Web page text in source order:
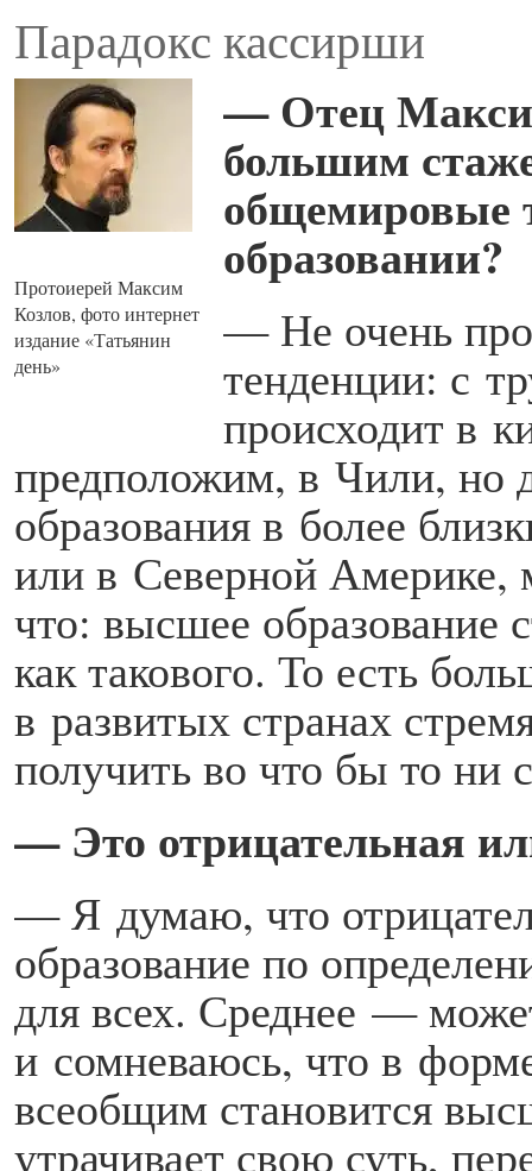
Парадокс кассирши
Протоиерей Максим
Козлов, фото интернет
издание «Татьянин
день»
— Отец
большим
общемировые
образовании?
— Не очень
тенденции: с
происходит в
предположим, в Чили, но
образования в более
или в Северной Америке,
что: высшее образование
как такового. То есть
в развитых странах
получить во что бы то ни
— Это отрицательная
— Я думаю, что
образование по
для всех. Среднее —
и сомневаюсь, что в
всеобщим становится
утрачивает свою суть,